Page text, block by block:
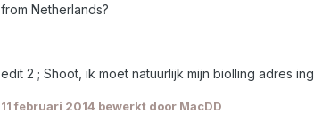
from Netherlands?
edit 2 ; Shoot, ik moet natuurlijk mijn biolling adres
11 februari 2014 bewerkt door MacDD